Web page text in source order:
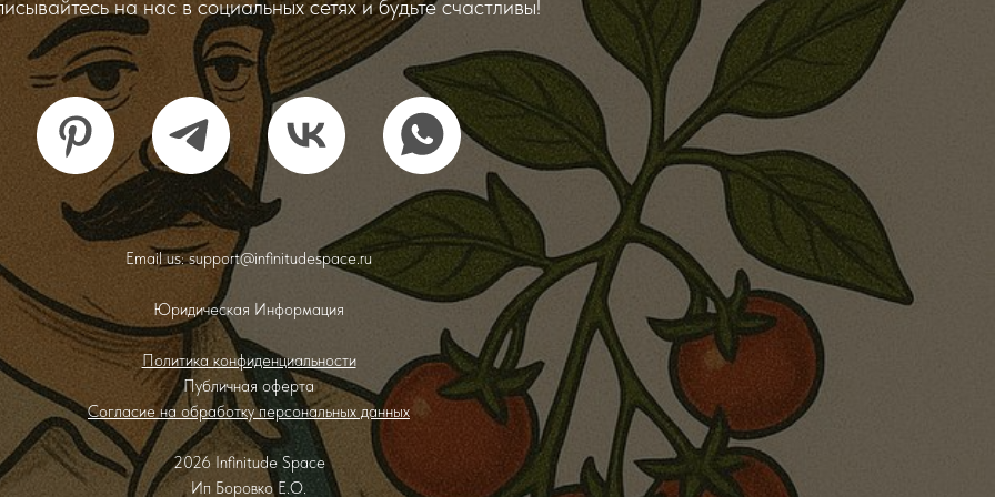
на нас в социальных сетях и будьте счастливы!
Email us: support@infinitudespace.ru
Юридическая Информация
Политика конфиденциальности
Публичная оферта
Согласие на обработку персональных данных
2026 Infinitude Space
Ип Боровко Е.О.